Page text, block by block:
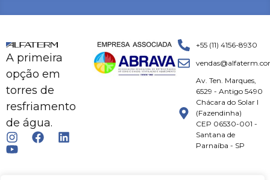
A primeira
opção em
torres de
resfriamento
de água.
+55 (11) 4156-8930
Av. Ten. Marques,
6529 - Antigo 5490
Chácara do Solar I
(Fazendinha)
CEP 06530-001 -
Santana de
Parnaíba - SP